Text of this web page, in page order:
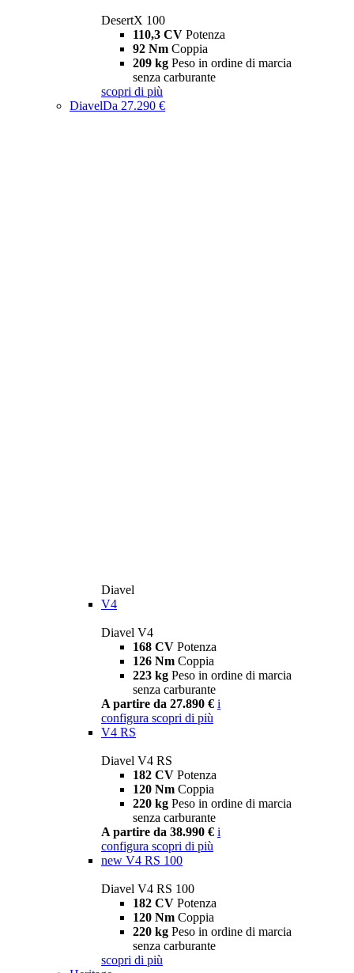
DesertX 100
110,3 CV Potenza
92 Nm Coppia
209 kg Peso in ordine di marcia
senza carburante
scopri di più
DiavelDa 27.290 €
Diavel
V4
Diavel V4
168 CV Potenza
126 Nm Coppia
223 kg Peso in ordine di marcia
senza carburante
A partire da 27.890 € i
configura scopri di più
V4 RS
Diavel V4 RS
182 CV Potenza
120 Nm Coppia
220 kg Peso in ordine di marcia
senza carburante
A partire da 38.990 € i
configura scopri di più
new V4 RS 100
Diavel V4 RS 100
182 CV Potenza
120 Nm Coppia
220 kg Peso in ordine di marcia
senza carburante
scopri di più